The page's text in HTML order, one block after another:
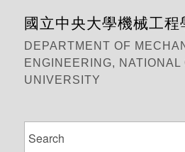
國立中央大學機械工程
DEPARTMENT OF
ENGINEERING, NATIONAL
UNIVERSITY